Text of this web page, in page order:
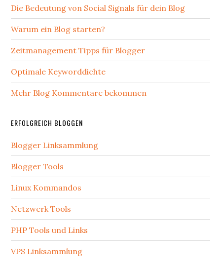
Die Bedeutung von Social Signals für dein Blog
Warum ein Blog starten?
Zeitmanagement Tipps für Blogger
Optimale Keyworddichte
Mehr Blog Kommentare bekommen
ERFOLGREICH BLOGGEN
Blogger Linksammlung
Blogger Tools
Linux Kommandos
Netzwerk Tools
PHP Tools und Links
VPS Linksammlung